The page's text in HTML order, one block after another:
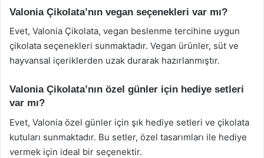
Valonia Çikolata’nın vegan seçenekleri var mı?
Evet, Valonia Çikolata, vegan beslenme tercihine uygun
çikolata seçenekleri sunmaktadır. Vegan ürünler, süt ve
hayvansal içeriklerden uzak durarak hazırlanmıştır.
Valonia Çikolata’nın özel günler için hediye setleri
var mı?
Evet, Valonia özel günler için şık hediye setleri ve çikolata
kutuları sunmaktadır. Bu setler, özel tasarımları ile hediye
vermek için ideal bir seçenektir.